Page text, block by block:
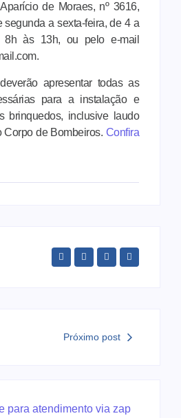
de Moraes, nº 3616,
segunda a sexta-feira, de 4 a
às 13h, ou pelo e-mail
apresentar todas as
para a instalação e
brinquedos, inclusive laudo
Corpo de Bombeiros. Confira
Próximo post